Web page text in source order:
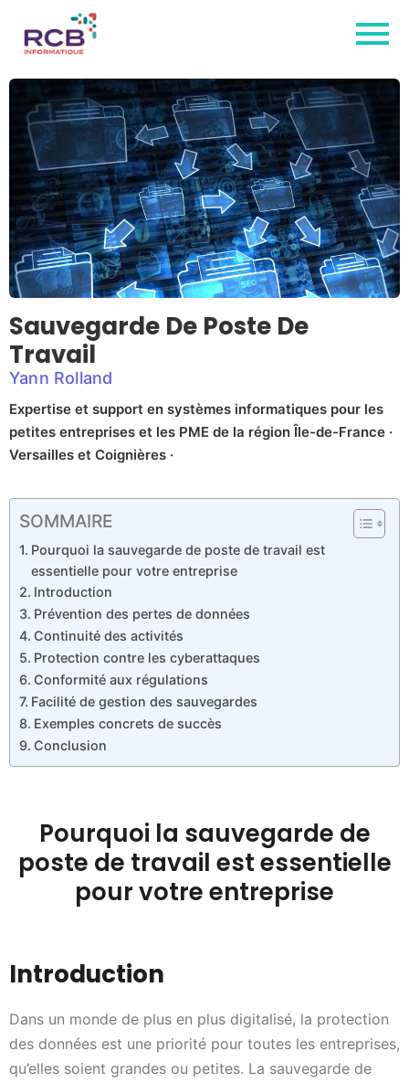
Sauvegarde De Poste De
Travail
Yann Rolland
Expertise et support en systèmes informatiques pour les
petites entreprises et les PME de la région Île-de-France ·
Versailles et Coignières ·
SOMMAIRE
Pourquoi la sauvegarde de poste de travail est
essentielle pour votre entreprise
Introduction
Prévention des pertes de données
Continuité des activités
Protection contre les cyberattaques
Conformité aux régulations
Facilité de gestion des sauvegardes
Exemples concrets de succès
Conclusion
Pourquoi la sauvegarde de
poste de travail est essentielle
pour votre entreprise
Introduction
Dans un monde de plus en plus digitalisé, la protection
des données est une priorité pour toutes les entreprises,
qu’elles soient grandes ou petites. La sauvegarde de